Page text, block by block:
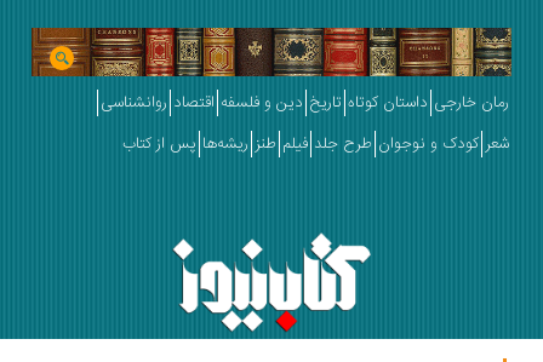
رمان خارجی داستان کوتاه تاریخ دین و فلسفه اقتصاد روانشناسی
شعر کودک و نوجوان طرح جلد فیلم طنز ریشه‌ها پس از کتاب